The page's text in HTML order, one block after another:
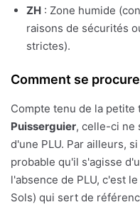
ZH : Zone humide
raisons de sécurités
strictes).
Comment se
Compte tenu de la petite
Puisserguier, celle-ci ne
d'une PLU. Par ailleurs,
probable qu'il s'agisse
l'absence de PLU, c'est
Sols) qui sert de